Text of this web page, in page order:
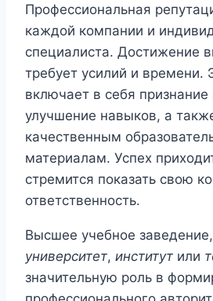
Профессиональная
каждой компании и
специалиста. Достижение
требует усилий и времени.
включает в себя признание
улучшение навыков, а
качественным
материалам. Успех
стремится показать свою
ответственность.
Высшее учебное
университет, институт или
значительную роль в